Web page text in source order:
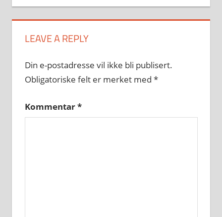
LEAVE A REPLY
Din e-postadresse vil ikke bli publisert.
Obligatoriske felt er merket med *
Kommentar*